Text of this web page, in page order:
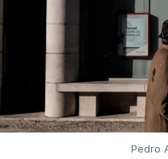
Pedro